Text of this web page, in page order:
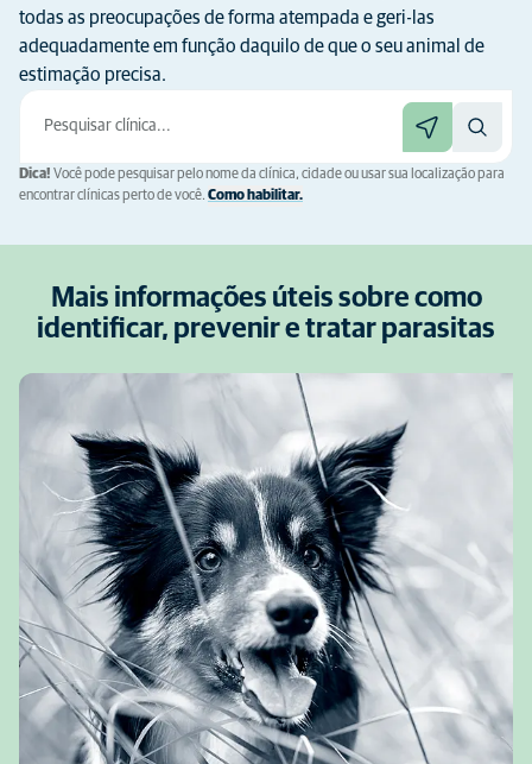
todas as preocupações de forma atempada e geri-las
adequadamente em função daquilo de que o seu animal de
estimação precisa.
Dica! Você pode pesquisar pelo nome da clínica, cidade ou usar sua localização para
encontrar clínicas perto de você. Como habilitar.
Mais informações úteis sobre como
identificar, prevenir e tratar parasitas